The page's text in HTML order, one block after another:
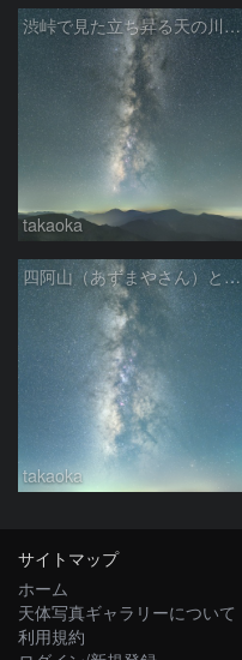
渋峠で見た立ち昇る天の川銀河
takaoka
四阿山（あずまやさん）と立ち昇る夏の銀河
takaoka
サイトマップ
ホーム
天体写真ギャラリーについて
利用規約